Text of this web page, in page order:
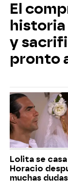
El
y
pronto
Lolita se
Horacio
muchas dudas